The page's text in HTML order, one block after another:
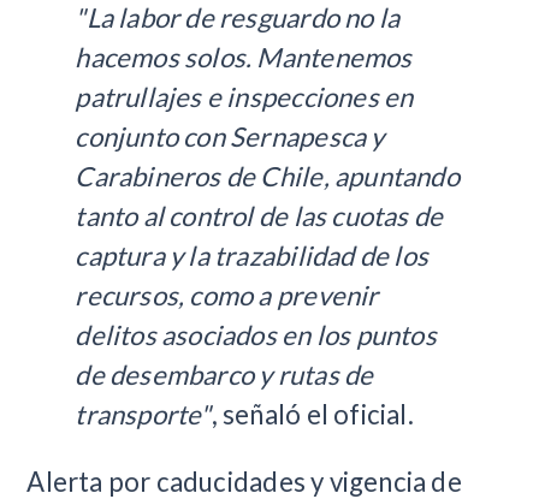
"La labor de resguardo no la
hacemos solos. Mantenemos
patrullajes e inspecciones en
conjunto con Sernapesca y
Carabineros de Chile, apuntando
tanto al control de las cuotas de
captura y la trazabilidad de los
recursos, como a prevenir
delitos asociados en los puntos
de desembarco y rutas de
transporte", señaló el oficial.
Alerta por caducidades y vigencia de